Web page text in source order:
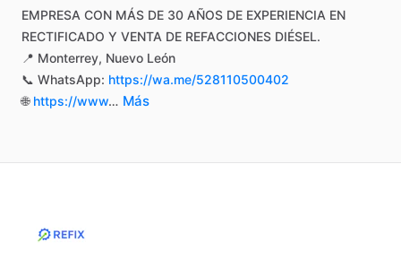
EMPRESA CON MÁS DE 30 AÑOS DE EXPERIENCIA EN
RECTIFICADO Y VENTA DE REFACCIONES DIÉSEL.
📍 Monterrey, Nuevo León
📞 WhatsApp: https://wa.me/528110500402
🌐 https://www… Más